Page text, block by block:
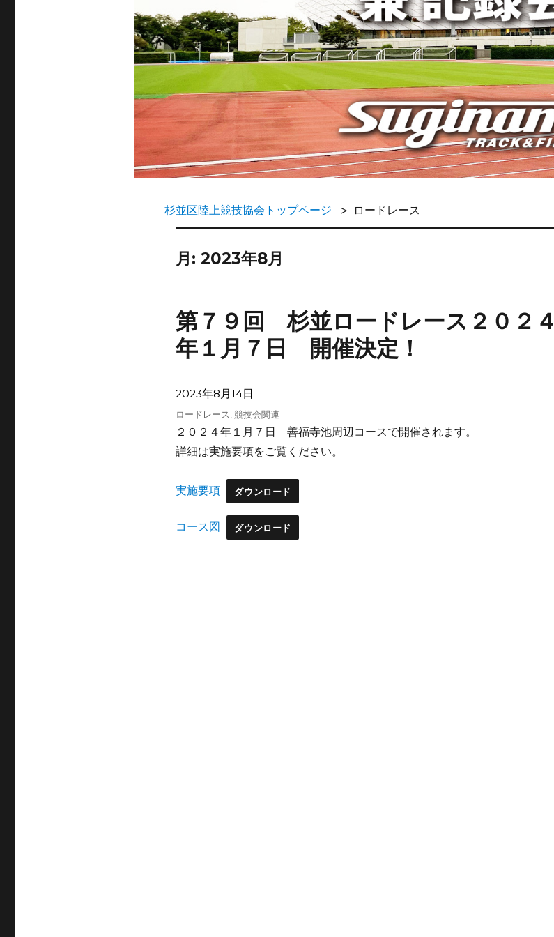
杉並区陸上競技協会トップページ ロードレース
月: 2023年8月
第７９回 杉並ロードレース２０２４
年１月７日 開催決定！
投
日:
2023年8月14日
カ
テ
ゴ
リ
ロードレース,競技会関連
２０２４年１月７日 善福寺池周辺コースで開催されます。
詳細は実施要項をご覧ください。
実施要項 ダウンロード
コース図 ダウンロード